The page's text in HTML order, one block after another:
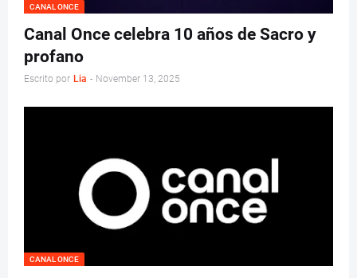
CANAL ONCE
Canal Once celebra 10 años de Sacro y
profano
Escrito por Lia - November 13, 2025
CANAL ONCE